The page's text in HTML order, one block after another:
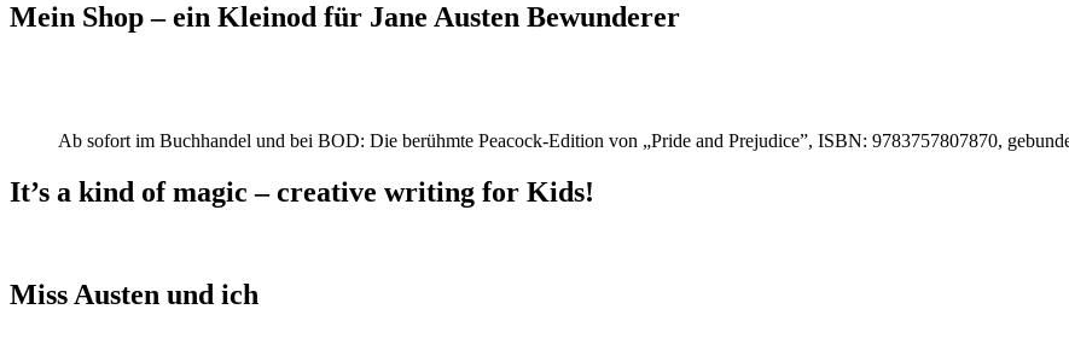
Mein Shop – ein Kleinod für Jane Austen Bewunderer
Ab sofort im Buchhandel und bei BOD: Die berühmte Peacock-Edition von „Pride and Prejudice”, ISBN: 9783757807870,
It’s a kind of magic – creative writing for Kids!
Miss Austen und ich